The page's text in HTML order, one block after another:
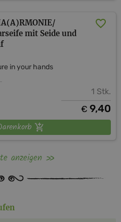
mit Seide und
in your hands
1 Stk.
€ 9,40
anzeigen